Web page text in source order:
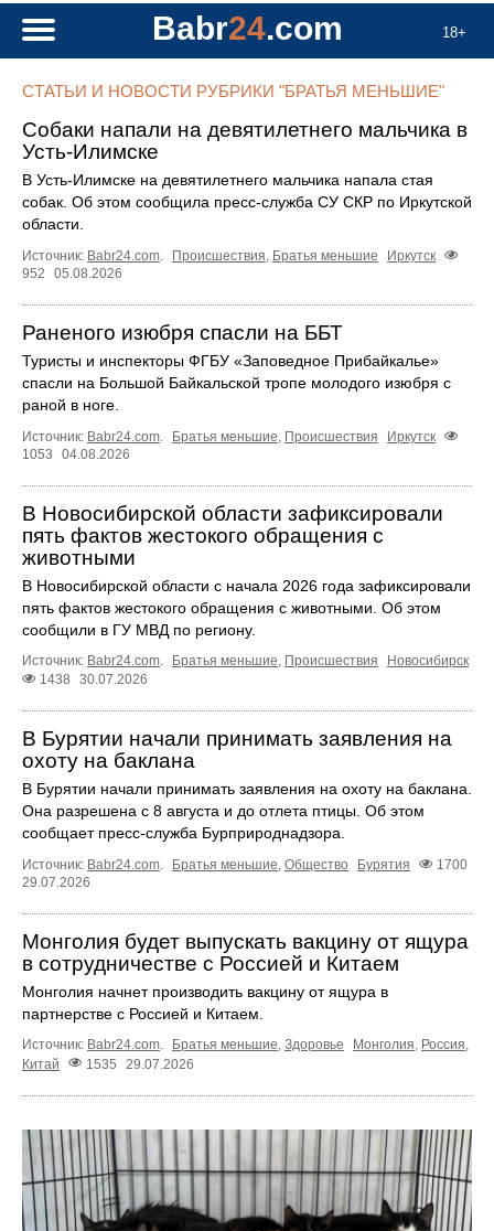
18+
Babr24.com
СТАТЬИ И НОВОСТИ РУБРИКИ "БРАТЬЯ МЕНЬШИЕ"
Собаки напали на девятилетнего мальчика в
Усть‑Илимске
В Усть‑Илимске на девятилетнего мальчика напала стая
собак. Об этом сообщила пресс‑служба СУ СКР по Иркутской
области.
Источник: Babr24.com. Происшествия, Братья меньшие
Иркутск
952
05.08.2026
Раненого изюбря спасли на ББТ
Туристы и инспекторы ФГБУ «Заповедное Прибайкалье»
спасли на Большой Байкальской тропе молодого изюбря с
раной в ноге.
Источник: Babr24.com. Братья меньшие, Происшествия
Иркутск
1053
04.08.2026
В Новосибирской области зафиксировали
пять фактов жестокого обращения с
животными
В Новосибирской области с начала 2026 года зафиксировали
пять фактов жестокого обращения с животными. Об этом
сообщили в ГУ МВД по региону.
Источник: Babr24.com. Братья меньшие, Происшествия
Новосибирск
1438
30.07.2026
В Бурятии начали принимать заявления на
охоту на баклана
В Бурятии начали принимать заявления на охоту на баклана.
Она разрешена с 8 августа и до отлета птицы. Об этом
сообщает пресс-служба Бурприроднадзора.
Источник: Babr24.com. Братья меньшие, Общество Бурятия
1700
29.07.2026
Монголия будет выпускать вакцину от ящура
в сотрудничестве с Россией и Китаем
Монголия начнет производить вакцину от ящура в
партнерстве с Россией и Китаем.
Источник: Babr24.com. Братья меньшие, Здоровье Монголия, Россия,
Китай
1535 29.07.2026